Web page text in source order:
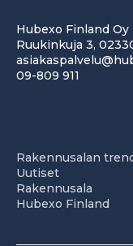
Hubexo Finland Oy
Ruukinkuja 3,
09-809 911
Rakennusalan
Uutiset
Rakennusala
Hubexo Finland